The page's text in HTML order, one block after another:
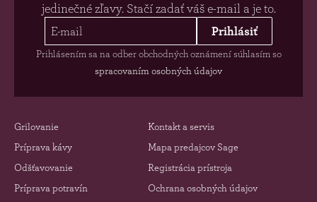
jedinečné zľavy. Stačí zadať váš e-mail a je to.
Prihlásiť
Prihlásením sa na odber obchodných oznámení súhlasím so
spracovaním osobných údajov
Grilovanie
Príprava kávy
Odšťavovanie
Príprava potravín
Kontakt a servis
Mapa predajcov Sage
Registrácia prístroja
Ochrana osobných údajov